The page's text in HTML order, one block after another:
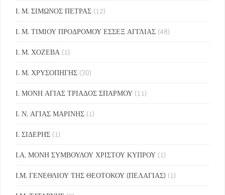
Ι. Μ. ΣΙΜΩΝΟΣ ΠΕΤΡΑΣ (12)
Ι. Μ. ΤΙΜΙΟΥ ΠΡΟΔΡΟΜΟΥ ΕΣΣΕΞ ΑΓΓΛΙΑΣ (48)
Ι. Μ. ΧΟΖΕΒΑ (1)
Ι. Μ. ΧΡΥΣΟΠΗΓΗΣ (30)
Ι. ΜΟΝΗ ΑΓΙΑΣ ΤΡΙΑΔΟΣ ΣΠΑΡΜΟΥ (11)
Ι. Ν. ΑΓΙΑΣ ΜΑΡΙΝΗΣ (1)
Ι. ΣΙΔΕΡΗΣ (1)
Ι.Α. ΜΟΝΗ ΣΥΜΒΟΥΛΟΥ ΧΡΙΣΤΟΥ ΚΥΠΡΟΥ (1)
Ι.Μ. ΓΕΝΕΘΛΙΟΥ ΤΗΣ ΘΕΟΤΟΚΟΥ (ΠΕΛΑΓΙΑΣ) (1)